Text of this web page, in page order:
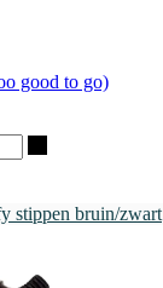
good to go)
stippen bruin/zwart